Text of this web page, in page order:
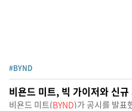
#BYND
비욘드 미트, 빅 가이저와 신
비욘드 미트(BYND